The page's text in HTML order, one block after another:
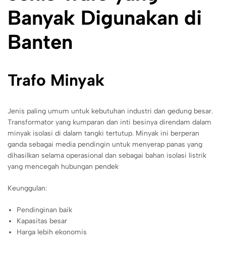
Banyak Digunakan di
Banten
Trafo Minyak
Jenis paling umum untuk kebutuhan industri dan gedung besar.
Transformator yang kumparan dan inti besinya direndam dalam
minyak isolasi di dalam tangki tertutup. Minyak ini berperan
ganda sebagai media pendingin untuk menyerap panas yang
dihasilkan selama operasional dan sebagai bahan isolasi listrik
yang mencegah hubungan pendek
Keunggulan:
Pendinginan baik
Kapasitas besar
Harga lebih ekonomis